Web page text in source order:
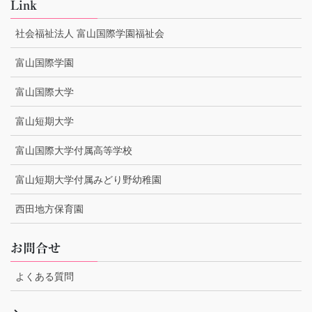
Link
社会福祉法人 富山国際学園福祉会
富山国際学園
富山国際大学
富山短期大学
富山国際大学付属高等学校
富山短期大学付属みどり野幼稚園
西田地方保育園
お問合せ
よくある質問